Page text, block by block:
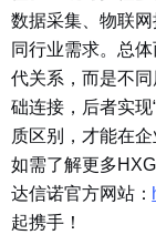
数据采集、物联
同行业需求。总
代关系，而是不同
础连接，后者实
质区别，才能在
如需了解更多
达信诺官方网站：
起携手！